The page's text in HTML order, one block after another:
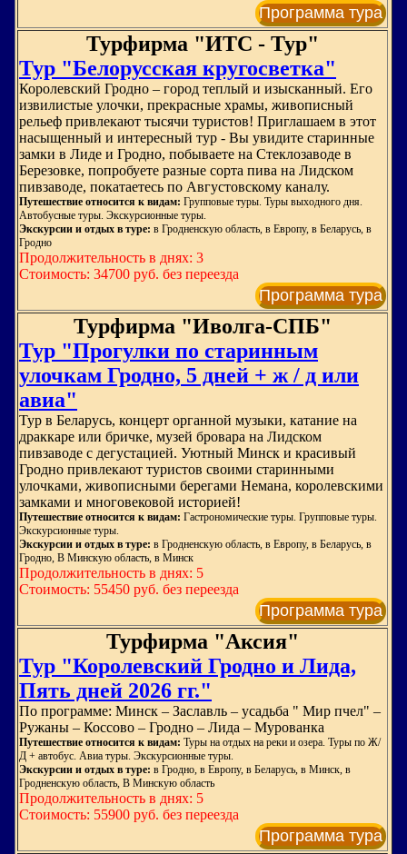
Программа тура
Турфирма "ИТС - Тур"
Тур "Белорусская кругосветка"
Королевский Гродно – город теплый и изысканный. Его
извилистые улочки, прекрасные храмы, живописный
рельеф привлекают тысячи туристов! Приглашаем в этот
насыщенный и интересный тур - Вы увидите старинные
замки в Лиде и Гродно, побываете на Стеклозаводе в
Березовке, попробуете разные сорта пива на Лидском
пивзаводе, покатаетесь по Августовскому каналу.
Путешествие относится к видам: Групповые туры. Туры выходного дня.
Автобусные туры. Экскурсионные туры.
Экскурсии и отдых в туре: в Гродненскую область, в Европу, в Беларусь, в
Гродно
Продолжительность в днях: 3
Стоимость: 34700 руб. без переезда
Программа тура
Турфирма "Иволга-СПБ"
Тур "Прогулки по старинным
улочкам Гродно, 5 дней + ж / д или
авиа"
Тур в Беларусь, концерт органной музыки, катание на
драккаре или бричке, музей бровара на Лидском
пивзаводе с дегустацией. Уютный Минск и красивый
Гродно привлекают туристов своими старинными
улочками, живописными берегами Немана, королевскими
замками и многовековой историей!
Путешествие относится к видам: Гастрономические туры. Групповые туры.
Экскурсионные туры.
Экскурсии и отдых в туре: в Гродненскую область, в Европу, в Беларусь, в
Гродно, В Минскую область, в Минск
Продолжительность в днях: 5
Стоимость: 55450 руб. без переезда
Программа тура
Турфирма "Аксия"
Тур "Королевский Гродно и Лида,
Пять дней 2026 гг."
По программе: Минск – Заславль – усадьба " Мир пчел" –
Ружаны – Коссово – Гродно – Лида – Мурованка
Путешествие относится к видам: Туры на отдых на реки и озера. Туры по Ж/
Д + автобус. Авиа туры. Экскурсионные туры.
Экскурсии и отдых в туре: в Гродно, в Европу, в Беларусь, в Минск, в
Гродненскую область, В Минскую область
Продолжительность в днях: 5
Стоимость: 55900 руб. без переезда
Программа тура